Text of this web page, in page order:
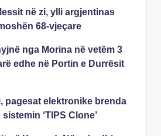
në zi, ylli argjentinas
68-vjeçare
nga Morina në vetëm 3
edhe në Portin e Durrësit
pagesat elektronike brenda
‘TIPS Clone’